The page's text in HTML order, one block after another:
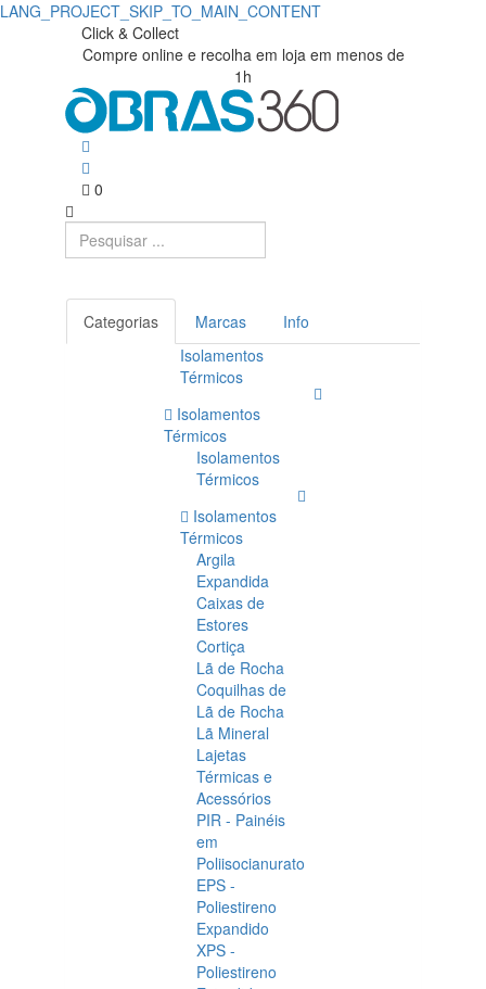
LANG_PROJECT_SKIP_TO_MAIN_CONTENT
Click & Collect
Compre online e recolha em loja em menos de
1h
0
Categorias Marcas
Info
Isolamentos
Térmicos
Isolamentos
Térmicos
Isolamentos
Térmicos
Isolamentos
Térmicos
Argila
Expandida
Caixas de
Estores
Cortiça
Lã de Rocha
Coquilhas de
Lã de Rocha
Lã Mineral
Lajetas
Térmicas e
Acessórios
PIR - Painéis
em
Poliisocianurato
EPS -
Poliestireno
Expandido
XPS -
Poliestireno